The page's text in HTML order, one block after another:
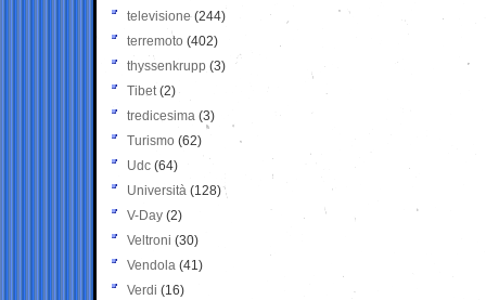
televisione(244)
terremoto (402)
thyssenkrupp (3)
Tibet(2)
tredicesima (3)
Turismo (62)
Udc (64)
Università (128)
V-Day (2)
Veltroni (30)
Vendola (41)
Verdi (16)